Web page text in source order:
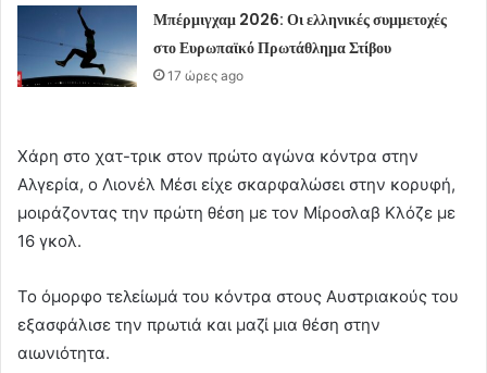
Μπέρμιγχαμ 2026: Οι ελληνικές συμμετοχές
στο Ευρωπαϊκό Πρωτάθλημα Στίβου
17 ώρες ago
Χάρη στο χατ-τρικ στον πρώτο αγώνα κόντρα στην
Αλγερία, ο Λιονέλ Μέσι είχε σκαρφαλώσει στην κορυφή,
μοιράζοντας την πρώτη θέση με τον Μίροσλαβ Κλόζε με
16 γκολ.
Το όμορφο τελείωμά του κόντρα στους Αυστριακούς του
εξασφάλισε την πρωτιά και μαζί μια θέση στην
αιωνιότητα.